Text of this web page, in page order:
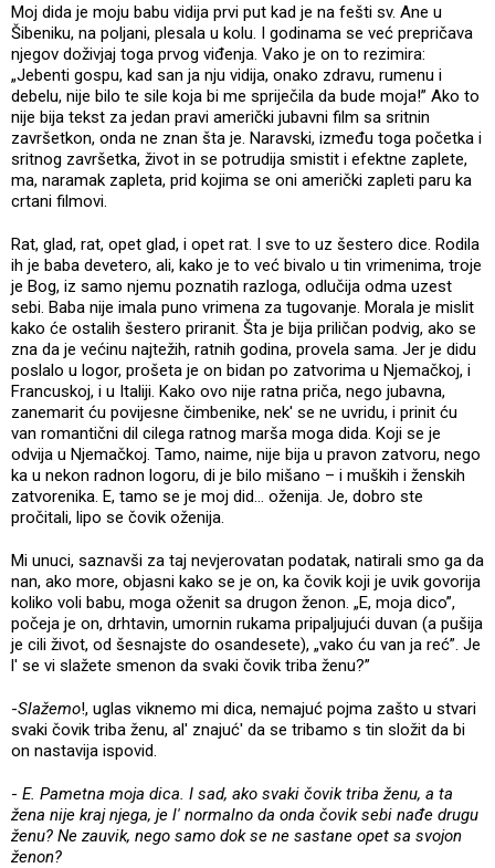
Moj dida je moju babu vidija prvi put kad je na fešti sv. Ane u
Šibeniku, na poljani, plesala u kolu. I godinama se već prepričava
njegov doživjaj toga prvog viđenja. Vako je on to rezimira:
„Jebenti gospu, kad san ja nju vidija, onako zdravu, rumenu i
debelu, nije bilo te sile koja bi me spriječila da bude moja!” Ako to
nije bija tekst za jedan pravi američki jubavni film sa sritnin
završetkon, onda ne znan šta je. Naravski, između toga početka i
sritnog završetka, život in se potrudija smistit i efektne zaplete,
ma, naramak zapleta, prid kojima se oni američki zapleti paru ka
crtani filmovi.
Rat, glad, rat, opet glad, i opet rat. I sve to uz šestero dice. Rodila
ih je baba devetero, ali, kako je to već bivalo u tin vrimenima, troje
je Bog, iz samo njemu poznatih razloga, odlučija odma uzest
sebi. Baba nije imala puno vrimena za tugovanje. Morala je mislit
kako će ostalih šestero priranit. Šta je bija priličan podvig, ako se
zna da je većinu najtežih, ratnih godina, provela sama. Jer je didu
poslalo u logor, prošeta je on bidan po zatvorima u Njemačkoj, i
Francuskoj, i u Italiji. Kako ovo nije ratna priča, nego jubavna,
zanemarit ću povijesne čimbenike, nek' se ne uvridu, i prinit ću
van romantični dil cilega ratnog marša moga dida. Koji se je
odvija u Njemačkoj. Tamo, naime, nije bija u pravon zatvoru, nego
ka u nekon radnon logoru, di je bilo mišano – i muških i ženskih
zatvorenika. E, tamo se je moj did... oženija. Je, dobro ste
pročitali, lipo se čovik oženija.
Mi unuci, saznavši za taj nevjerovatan podatak, natirali smo ga da
nan, ako more, objasni kako se je on, ka čovik koji je uvik govorija
koliko voli babu, moga oženit sa drugon ženon. „E, moja dico”,
počeja je on, drhtavin, umornin rukama pripaljujući duvan (a pušija
je cili život, od šesnajste do osandesete), „vako ću van ja reć”. Je
l' se vi slažete smenon da svaki čovik triba ženu?”
-Slažemo!, uglas viknemo mi dica, nemajuć pojma zašto u stvari
svaki čovik triba ženu, al' znajuć' da se tribamo s tin složit da bi
on nastavija ispovid.
- E. Pametna moja dica. I sad, ako svaki čovik triba ženu, a ta
žena nije kraj njega, je l' normalno da onda čovik sebi nađe drugu
ženu? Ne zauvik, nego samo dok se ne sastane opet sa svojon
ženon?